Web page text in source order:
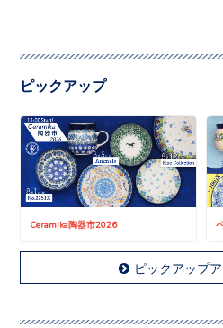
ピックアップ
Ceramika陶器市2026
ピックアップ